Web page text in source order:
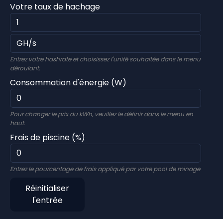
Votre taux de hachage
Entrez votre hashrate et choisissez l'unité souhaitée dans le menu
déroulant.
Consommation d'énergie (W)
Pour changer le prix du kWh, veuillez le définir dans le menu en
haut.
Frais de piscine (%)
Entrez le pourcentage de frais appliqué par votre pool de minage
Réinitialiser
l'entrée